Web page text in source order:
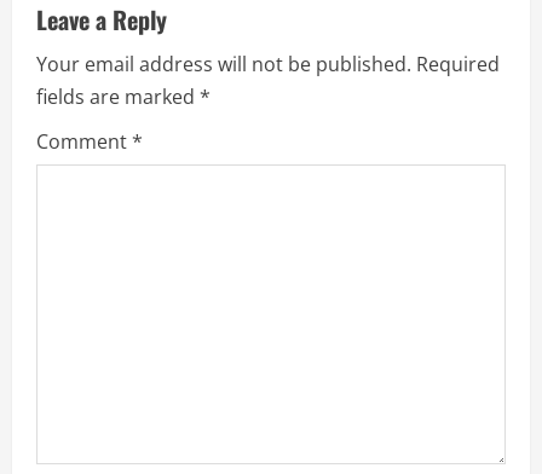
e
R
e
Leave a Reply
Your email address will not be published. Required
fields are marked *
Comment*